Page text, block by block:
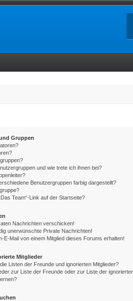
Gruppen
und wie trete ich ihnen bei?
Benutzergruppen farbig dargestellt?
Team“-Link auf der Startseite?
Nachrichten verschicken!
unerwünschte Private Nachrichten!
E-Mail von einem Mitglied dieses Forums erhalten!
Mitglieder
Listen der Freunde und ignorierten Mitglieder?
zur Liste der Freunde oder zur Liste der